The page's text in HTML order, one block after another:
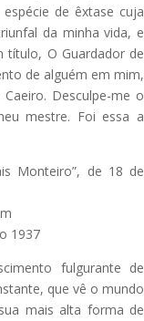
de êxtase cuja
da minha vida, e
título, O Guardador de
de alguém em mim,
Desculpe-me o
mestre. Foi essa a
Monteiro”, de 18 de
1937
fulgurante de
que vê o mundo
mais alta forma de